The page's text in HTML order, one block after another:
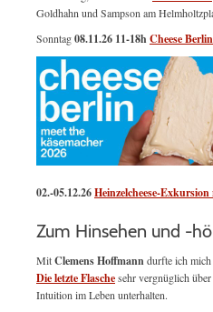
Goldhahn und Sampson am
Sonntag08.11.26 11-18hCheese Berlin
02.-05.12.26Heinzelcheese-
Zum Hinsehen und -
MitClemens Hoffmanndurfte ich
Die letzte Flaschesehr vergnüglich
Intuition im Leben unterhalten.